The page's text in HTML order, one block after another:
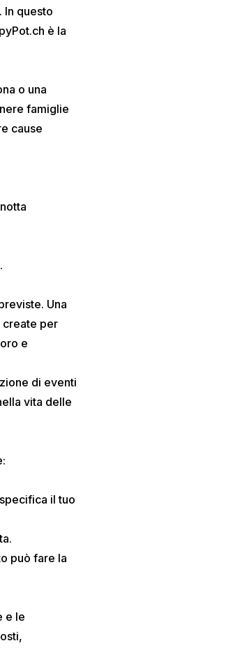
In questo
è la
o una
famiglie
cause
Una
create per
e
di eventi
vita delle
il tuo
può fare la
e le